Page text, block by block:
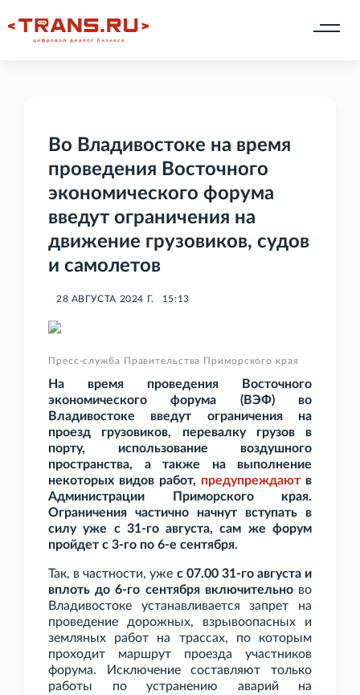
Во Владивостоке на время
проведения Восточного
экономического форума
введут ограничения на
движение грузовиков, судов
и самолетов
28 АВГУСТА 2024 Г. 15:13
Пресс-служба Правительства Приморского края
На время проведения Восточного
экономического форума (ВЭФ) во
Владивостоке введут ограничения на
проезд грузовиков, перевалку грузов в
порту, использование воздушного
пространства, а также на выполнение
некоторых видов работ, предупреждают в
Администрации Приморского края.
Ограничения частично начнут вступать в
силу уже с 31-го августа, сам же форум
пройдет с 3-го по 6-е сентября.
Так, в частности, уже с 07.00 31-го августа и
вплоть до 6-го сентября включительново
Владивостоке устанавливается запрет на
проведение дорожных, взрывоопасных и
земляных работ на трассах, по которым
проходит маршрут проезда участников
форума. Исключение составляют только
работы по устранению аварий на